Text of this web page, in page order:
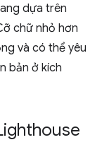
dựa trên
chữ nhỏ hơn
và có thể yêu
bản ở kích